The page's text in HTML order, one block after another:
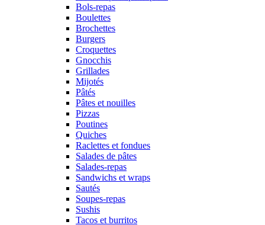
Bols-repas
Boulettes
Brochettes
Burgers
Croquettes
Gnocchis
Grillades
Mijotés
Pâtés
Pâtes et nouilles
Pizzas
Poutines
Quiches
Raclettes et fondues
Salades de pâtes
Salades-repas
Sandwichs et wraps
Sautés
Soupes-repas
Sushis
Tacos et burritos